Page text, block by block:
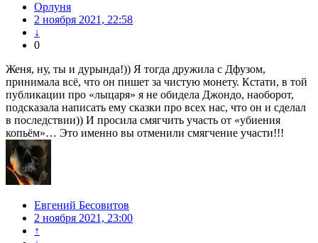
Орлуня
2 ноября 2021, 22:58
↓
0
Женя, ну, ты и дурында!)) Я тогда дружила с Дфузом,
принимала всё, что он пишет за чистую монету. Кстати, в той
публикации про «лыцаря» я не обидела Джондо, наоборот,
подсказала написать ему сказки про всех нас, что он и сделал
в последствии)) И просила смягчить участь от «убиения
копьём»… Это именно вы отменили смягчение участи!!!
Евгений Бесовитов
2 ноября 2021, 23:00
↑